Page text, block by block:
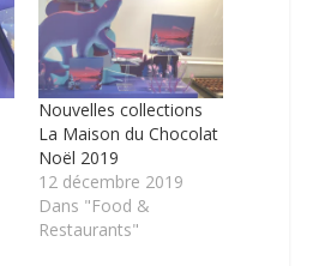
Nouvelles collections
La Maison du Chocolat
Noël 2019
12 décembre 2019
Dans "Food &
Restaurants"